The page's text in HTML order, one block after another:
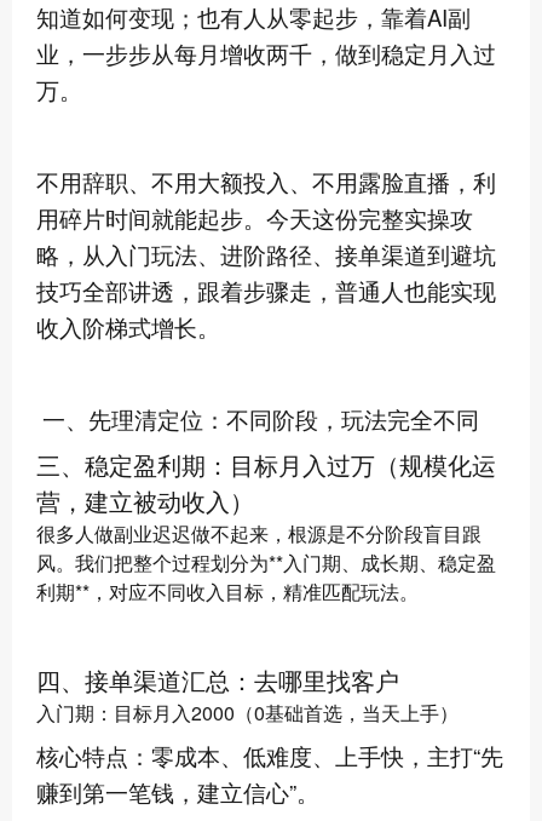
知道如何变现；也有人从零起步，靠着AI副
业，一步步从每月增收两千，做到稳定月入过
万。
不用辞职、不用大额投入、不用露脸直播，利
用碎片时间就能起步。今天这份完整实操攻
略，从入门玩法、进阶路径、接单渠道到避坑
技巧全部讲透，跟着步骤走，普通人也能实现
收入阶梯式增长。
一、先理清定位：不同阶段，玩法完全不同
三、稳定盈利期：目标月入过万（规模化运
营，建立被动收入）
很多人做副业迟迟做不起来，根源是不分阶段盲目跟
风。我们把整个过程划分为**入门期、成长期、稳定盈
利期**，对应不同收入目标，精准匹配玩法。
四、接单渠道汇总：去哪里找客户
入门期：目标月入2000（0基础首选，当天上手）
核心特点：零成本、低难度、上手快，主打“先
赚到第一笔钱，建立信心”。